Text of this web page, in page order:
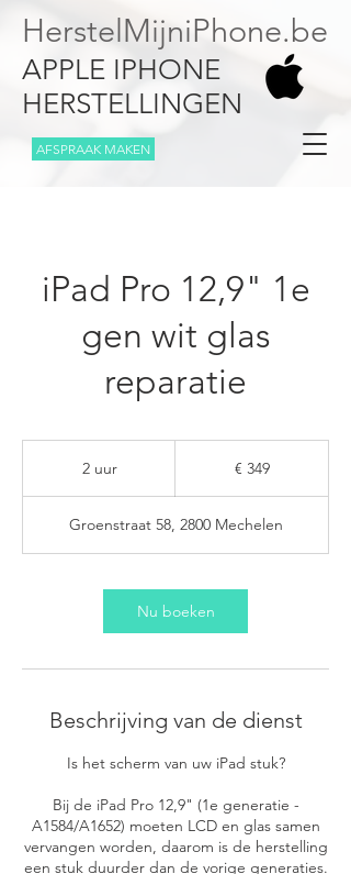
HerstelMijniPhone.be
APPLE IPHONE
HERSTELLINGEN
AFSPRAAK MAKEN
iPad Pro 12,9" 1e
gen wit glas
reparatie
2 uur2
r
€ 349
Groenstraat 58, 2800 Mechelen
Nu boeken
Beschrijving van de dienst
Is het scherm van uw iPad stuk?
Bij de iPad Pro 12,9" (1e generatie -
A1584/A1652) moeten LCD en glas samen
vervangen worden, daarom is de herstelling
een stuk duurder dan de vorige generaties.